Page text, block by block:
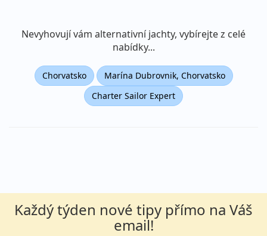
Nevyhovují vám alternativní jachty, vybírejte z celé
nabídky...
Chorvatsko
Marína Dubrovnik, Chorvatsko
Charter Sailor Expert
Každý týden nové tipy přímo na Váš
email!